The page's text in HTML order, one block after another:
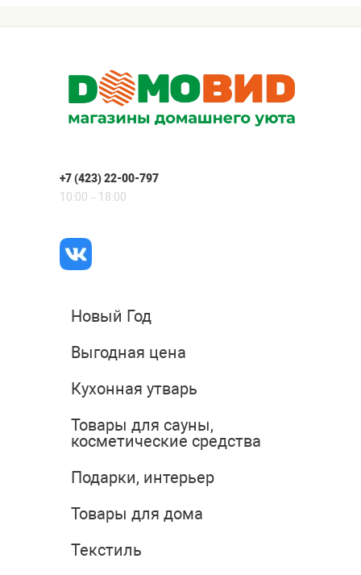
+7 (423) 22-00-797
10:00 – 18:00
Новый Год
Выгодная цена
Кухонная утварь
Товары для сауны,
косметические средства
Подарки, интерьер
Товары для дома
Текстиль